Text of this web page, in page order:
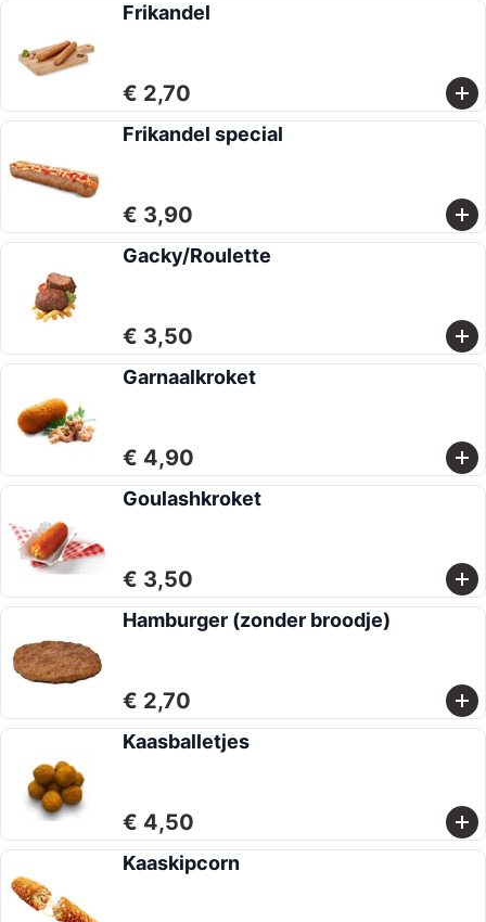
Frikandel
€ 2,70
Frikandel special
€ 3,90
Gacky/Roulette
€ 3,50
Garnaalkroket
€ 4,90
Goulashkroket
€ 3,50
Hamburger (zonder broodje)
€ 2,70
Kaasballetjes
€ 4,50
Kaaskipcorn